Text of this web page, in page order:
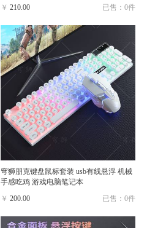
￥ 210.00 已售：0件
穹狮朋克键盘鼠标套装 usb有线悬浮 机械
手感吃鸡 游戏电脑笔记本
￥ 200.00 已售：0件